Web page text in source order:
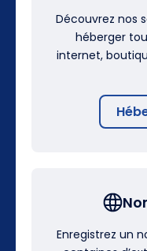
Découvrez nos
héberger
internet,
Enregistrez un